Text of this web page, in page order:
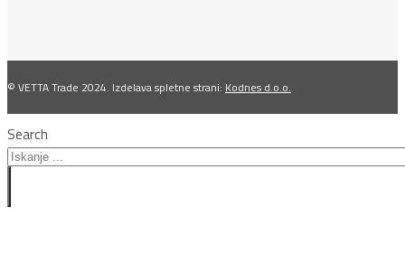
© VETTA Trade 2024. Izdelava spletne strani: Kodnes d.o.o.
Search